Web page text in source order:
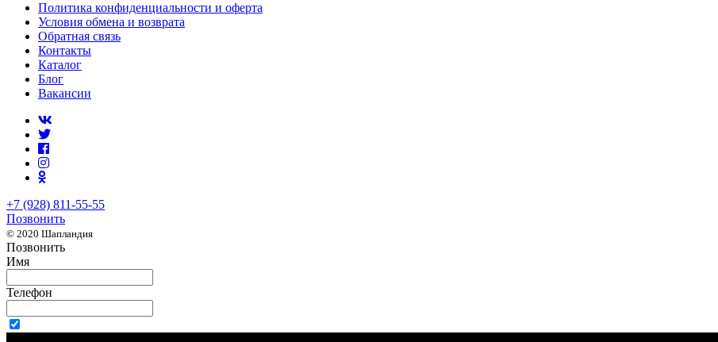
Политика конфиденциальности и оферта
Условия обмена и возврата
Обратная связь
Контакты
Каталог
Блог
Вакансии
+7 (928) 811-55-55
Позвонить
© 2020 Шапландия
Позвонить
Имя
Телефон